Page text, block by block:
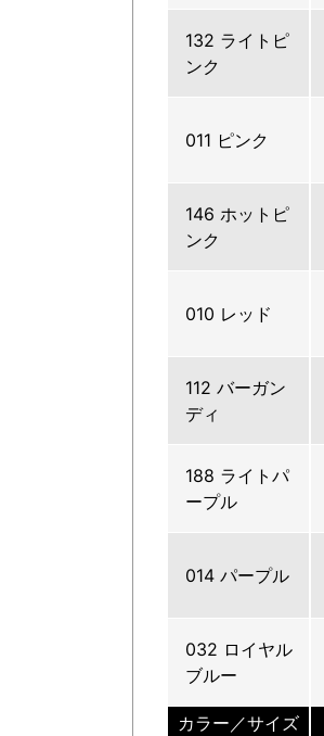
132 ライトピ
ンク
011 ピンク
146 ホットピ
ンク
010 レッド
112 バーガン
ディ
188 ライトパ
ープル
014 パープル
032 ロイヤル
ブルー
カラー／サイズ